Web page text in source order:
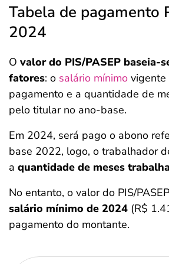
Tabela de pagamento
2024
O valor do PIS/PASEP baseia-
fatores: o salário mínimo vigente
pagamento e a quantidade de
pelo titular no ano-base.
Em 2024, será pago o abono
base 2022, logo, o trabalhador
a quantidade de meses
No entanto, o valor do PIS/
salário mínimo de 2024 (R$
pagamento do montante.